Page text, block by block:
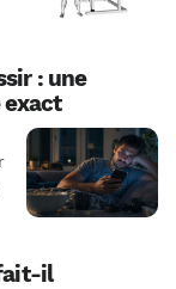
: une
exact
il